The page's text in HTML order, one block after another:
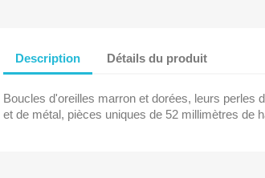
Description Détails du produit
Boucles d'oreilles marron et dorées, leurs perles
et de métal, pièces uniques de 52 millimètres de